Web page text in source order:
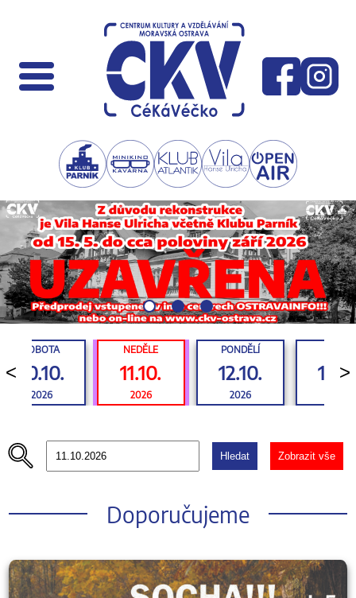
<
SOBOTA
10.10.
2026
NEDĚLE
11.10.
2026
PONDĚLÍ
12.10.
2026
>
Hledat Zobrazit vše
Doporučujeme